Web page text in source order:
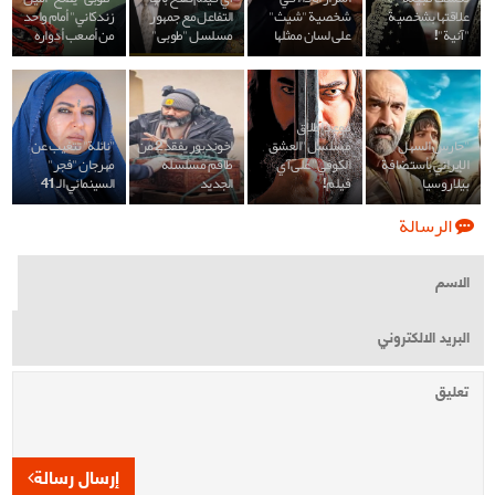
علاقتها بشخصية
"آنية"!
شخصية "شيث"
علی لسان ممثلها
التفاعل مع جمهور
مسلسل "طوبى"
زندكاني" أمام واحد
من أصعب أدواره
"حارس السهل"
الإيراني بأستضافة
بيلاروسيا
موعد إطلاق
مسلسل "العشق
الكوفي" على آي
فيلم!
اخوندبور يفقد 2 من
طاقم مسلسله
الجديد
"نائلة" تتغيب عن
مهرجان "فجر"
السينمائي الـ 41
الرسالة
إرسال رسالة